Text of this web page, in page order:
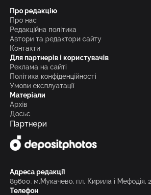
Про редакцію
Про нас
Редакційна політика
Автори та редактори сайту
Контакти
Для партнерів і користувачів
Реклама на сайті
Політика конфіденційності
Умови експлуатації
Матеріали
Архів
Досьє
Партнери
Адреса редакції
89600, м.Мукачево, пл. Кирила і Мефодія,
Телефон